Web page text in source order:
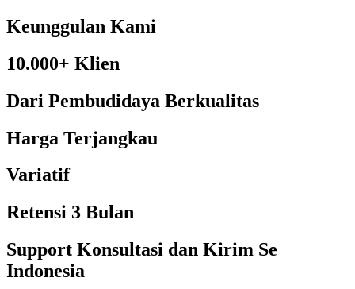
Keunggulan Kami
10.000+ Klien
Dari Pembudidaya Berkualitas
Harga Terjangkau
Variatif
Retensi 3 Bulan
Support Konsultasi dan Kirim Se
Indonesia